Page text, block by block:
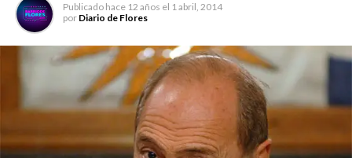
Publicado hace 12 años el 1 abril, 2014
por Diario de Flores